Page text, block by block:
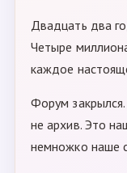
Двадцать два
Четыре
каждое
Форум
не архив. Это
немножко наше